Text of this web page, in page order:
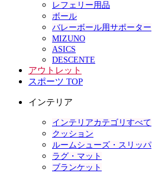
レフェリー用品
ボール
バレーボール用サポーター
MIZUNO
ASICS
DESCENTE
アウトレット
スポーツ TOP
インテリア
インテリアカテゴリすべて
クッション
ルームシューズ・スリッパ
ラグ・マット
ブランケット